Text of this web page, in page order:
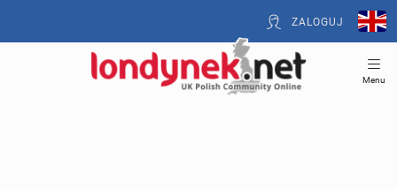
ZALOGUJ
Menu